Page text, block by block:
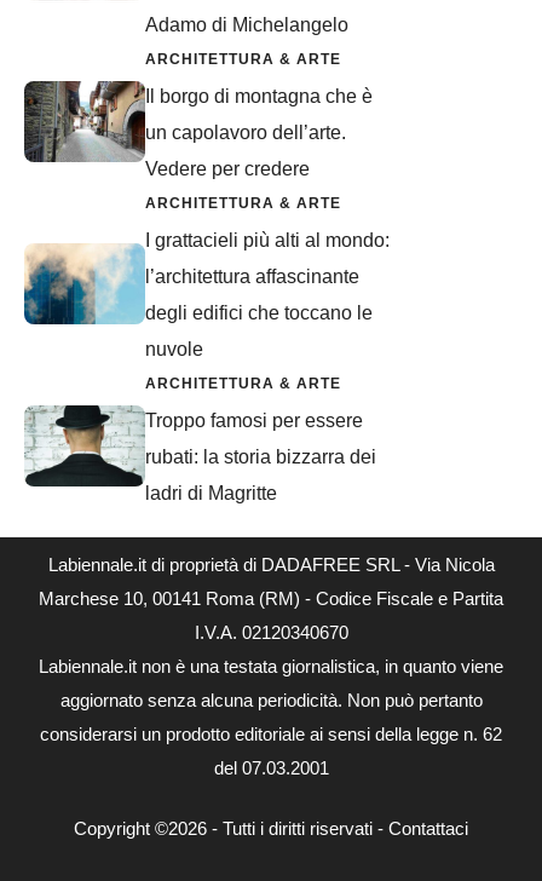
Adamo di Michelangelo
ARCHITETTURA & ARTE
Il borgo di montagna che è
un capolavoro dell’arte.
Vedere per credere
ARCHITETTURA & ARTE
I grattacieli più alti al mondo:
l’architettura affascinante
degli edifici che toccano le
nuvole
ARCHITETTURA & ARTE
Troppo famosi per essere
rubati: la storia bizzarra dei
ladri di Magritte
Labiennale.it di proprietà di DADAFREE SRL - Via Nicola
Marchese 10, 00141 Roma (RM) - Codice Fiscale e Partita
I.V.A. 02120340670
Labiennale.it non è una testata giornalistica, in quanto viene
aggiornato senza alcuna periodicità. Non può pertanto
considerarsi un prodotto editoriale ai sensi della legge n. 62
del 07.03.2001
Copyright ©2026 - Tutti i diritti riservati - Contattaci